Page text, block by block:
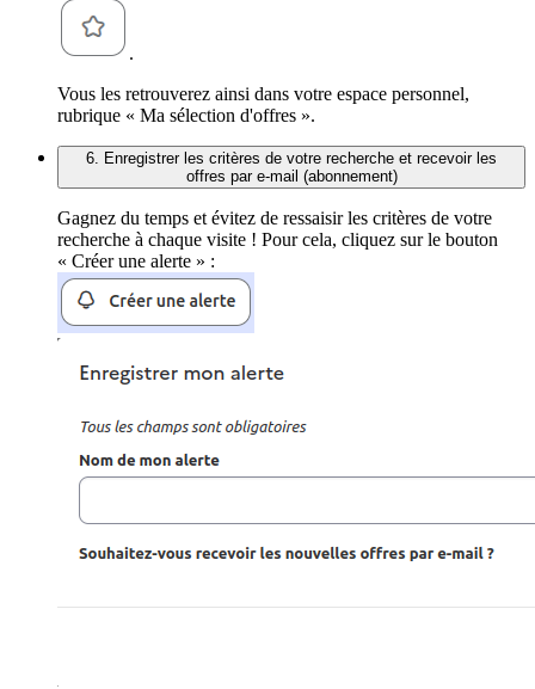
.
Vous les retrouverez ainsi dans votre espace personnel,
rubrique « Ma sélection d'offres ».
6. Enregistrer les critères de votre recherche et recevoir les
offres par e-mail (abonnement)
Gagnez du temps et évitez de ressaisir les critères de votre
recherche à chaque visite ! Pour cela, cliquez sur le bouton
« Créer une alerte » :